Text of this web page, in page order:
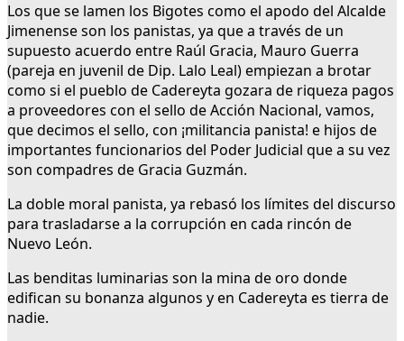
Los que se lamen los Bigotes como el apodo del Alcalde
Jimenense son los panistas, ya que a través de un
supuesto acuerdo entre Raúl Gracia, Mauro Guerra
(pareja en juvenil de Dip. Lalo Leal) empiezan a brotar
como si el pueblo de Cadereyta gozara de riqueza pagos
a proveedores con el sello de Acción Nacional, vamos,
que decimos el sello, con ¡militancia panista! e hijos de
importantes funcionarios del Poder Judicial que a su vez
son compadres de Gracia Guzmán.
La doble moral panista, ya rebasó los límites del discurso
para trasladarse a la corrupción en cada rincón de
Nuevo León.
Las benditas luminarias son la mina de oro donde
edifican su bonanza algunos y en Cadereyta es tierra de
nadie.